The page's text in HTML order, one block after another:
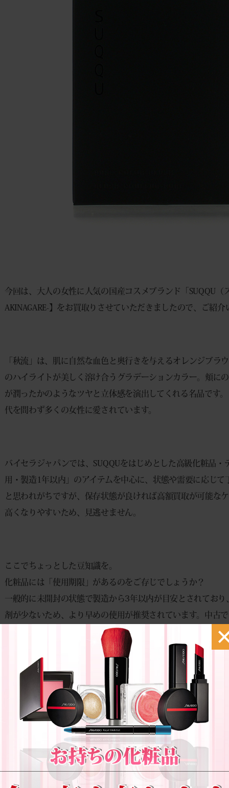
今回は、大人の女性に人気の国産コスメブランド「SUQQU
AKINAGARE-】をお買取りさせていただきましたので、ご紹介
「秋流」は、肌に自然な血色と奥行きを与えるオレンジブラ
のハイライトが美しく溶け合うグラデーションカラー。頬に
が潤ったかのようなツヤと立体感を演出してくれる名品です
代を問わず多くの女性に愛されています。
バイセラジャパンでは、SUQQUをはじめとした高級化粧品
用・製造1年以内」のアイテムを中心に、状態や需要に応じ
と思われがちですが、保存状態が良ければ高額買取が可能な
高くなりやすいため、見逃せません。
ここでちょっとした豆知識を。
化粧品には「使用期限」があるのをご存じでしょうか？
一般的に未開封の状態で製造から3年以内が目安とされてお
剤が少ないため、より早めの使用が推奨されています。中古
に製造から1年以内の未使用品に限定されています。
バイセラジャパンでは、こうした化粧品の査定ルールも明
とっても安心してご利用いただける環境づくりを心がけてい
った」「色味が想像と違ってしまった」など、お手元に眠っ
討してみてはいかがでしょうか？